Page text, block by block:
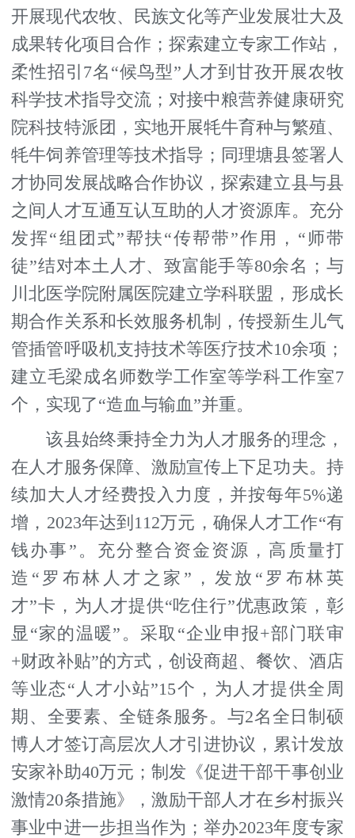
开展现代农牧、民族文化等产业发展壮大及
成果转化项目合作；探索建立专家工作站，
柔性招引7名“候鸟型”人才到甘孜开展农牧
科学技术指导交流；对接中粮营养健康研究
院科技特派团，实地开展牦牛育种与繁殖、
牦牛饲养管理等技术指导；同理塘县签署人
才协同发展战略合作协议，探索建立县与县
之间人才互通互认互助的人才资源库。充分
发挥“组团式”帮扶“传帮带”作用，“师带
徒”结对本土人才、致富能手等80余名；与
川北医学院附属医院建立学科联盟，形成长
期合作关系和长效服务机制，传授新生儿气
管插管呼吸机支持技术等医疗技术10余项；
建立毛梁成名师数学工作室等学科工作室7
个，实现了“造血与输血”并重。
该县始终秉持全力为人才服务的理念，
在人才服务保障、激励宣传上下足功夫。持
续加大人才经费投入力度，并按每年5%递
增，2023年达到112万元，确保人才工作“有
钱办事”。充分整合资金资源，高质量打
造“罗布林人才之家”，发放“罗布林英
才”卡，为人才提供“吃住行”优惠政策，彰
显“家的温暖”。采取“企业申报+部门联审
+财政补贴”的方式，创设商超、餐饮、酒店
等业态“人才小站”15个，为人才提供全周
期、全要素、全链条服务。与2名全日制硕
博人才签订高层次人才引进协议，累计发放
安家补助40万元；制发《促进干部干事创业
激情20条措施》，激励干部人才在乡村振兴
事业中进一步担当作为；举办2023年度专家